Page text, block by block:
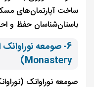
ساخت آپارتمان‌های
باستان‌شناسان حفظ و
Monastery)
صومعه نوراوانک